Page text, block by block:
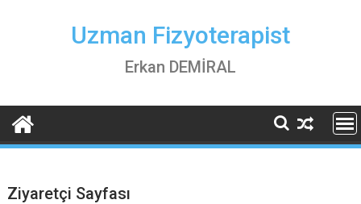
Uzman Fizyoterapist
Erkan DEMİRAL
Ziyaretçi Sayfası